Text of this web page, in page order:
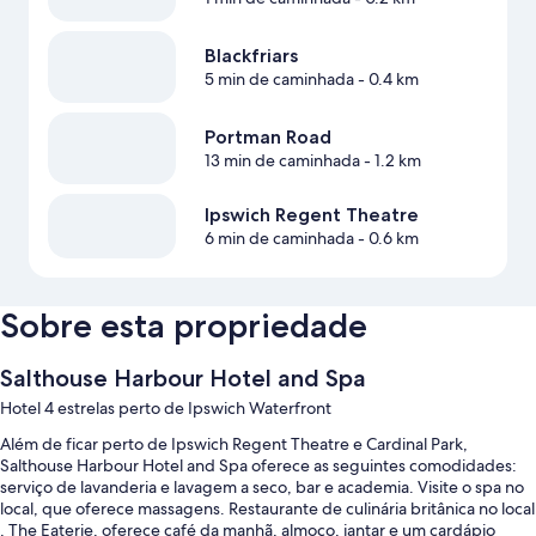
Blackfriars
5 min de caminhada- 0.4 km
Portman Road
13 min de caminhada- 1.2 km
Ipswich Regent Theatre
6 min de caminhada- 0.6 km
Sobre esta propriedade
Salthouse Harbour Hotel and Spa
Hotel 4 estrelas perto de Ipswich Waterfront
Além de ficar perto de Ipswich Regent Theatre e Cardinal Park,
Salthouse Harbour Hotel and Spa oferece as seguintes comodidades:
serviço de lavanderia e lavagem a seco, bar e academia. Visite o spa no
local, que oferece massagens. Restaurante de culinária britânica no local
, The Eaterie, oferece café da manhã, almoço, jantar e um cardápio